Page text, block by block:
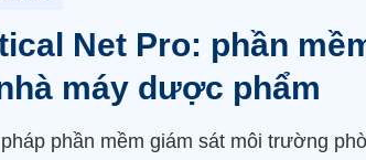
Net Pro: phần
máy dược phẩm
phần mềm giám sát môi trường